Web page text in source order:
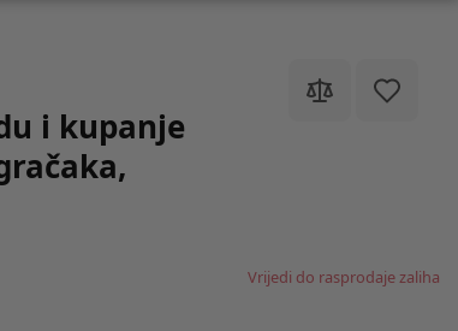
i kupanje
Vrijedi do rasprodaje zaliha